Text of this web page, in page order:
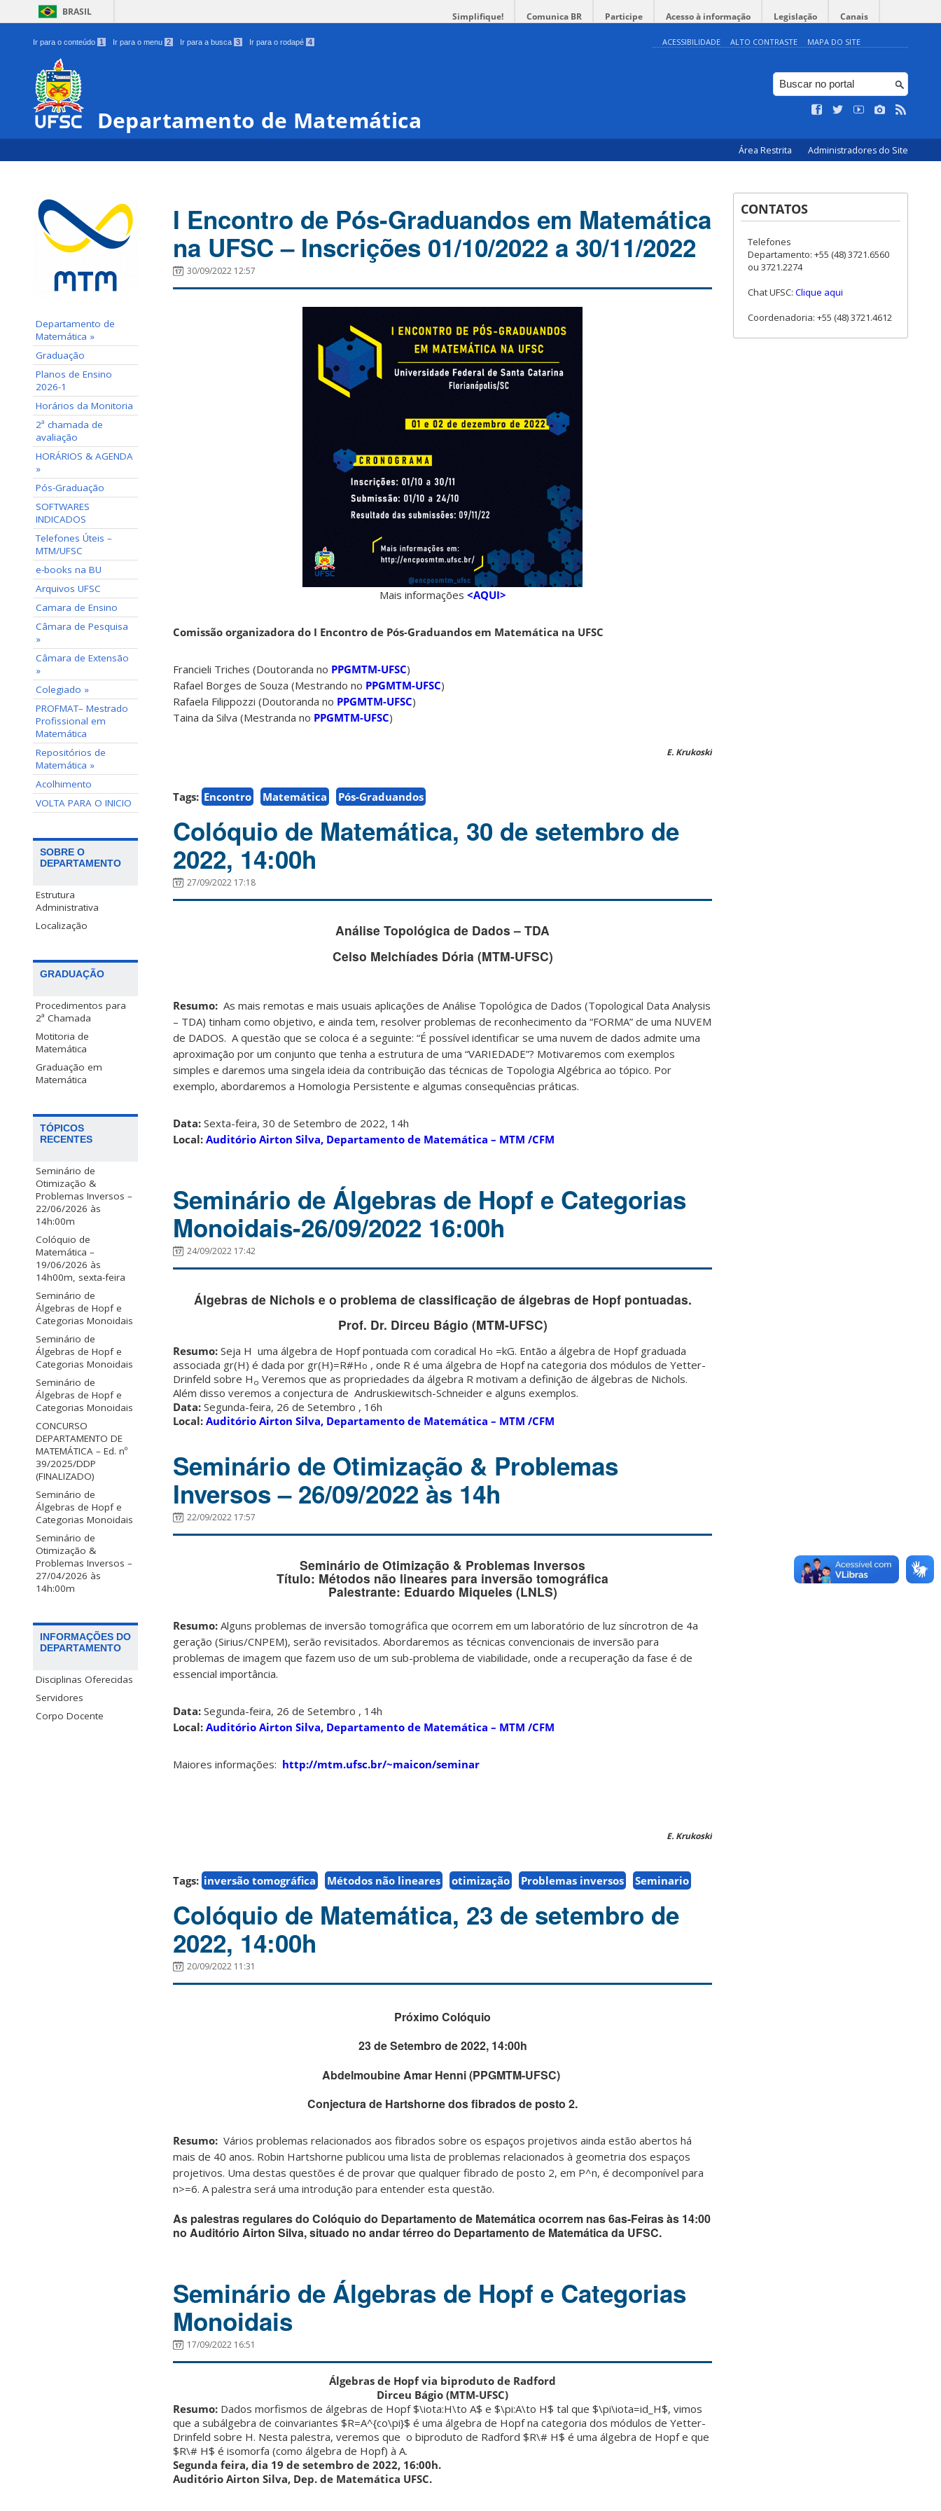
BRASIL Simplifique! Comunica BR Participe Acesso à informação Legislação Canais
Ir para o conteúdo 1 Ir para o menu 2 Ir para a busca 3 Ir para o rodapé 4 ACESSIBILIDADE ALTO CONTRASTE MAPA DO SITE
Departamento de Matemática
Área Restrita Administradores do Site
Departamento de
Matemática »
Graduação
Planos de Ensino
2026-1
Horários da Monitoria
2ª chamada de
avaliação
HORÁRIOS & AGENDA
»
Pós-Graduação
SOFTWARES
INDICADOS
Telefones Úteis –
MTM/UFSC
e-books na BU
Arquivos UFSC
Camara de Ensino
Câmara de Pesquisa
»
Câmara de Extensão
»
Colegiado »
PROFMAT– Mestrado
Profissional em
Matemática
Repositórios de
Matemática »
Acolhimento
VOLTA PARA O INICIO
SOBRE O
DEPARTAMENTO
Estrutura
Administrativa
Localização
GRADUAÇÃO
Procedimentos para
2ª Chamada
Motitoria de
Matemática
Graduação em
Matemática
TÓPICOS
RECENTES
Seminário de
Otimização &
Problemas Inversos –
22/06/2026 às
14h:00m
Colóquio de
Matemática –
19/06/2026 às
14h00m, sexta-feira
Seminário de
Álgebras de Hopf e
Categorias Monoidais
Seminário de
Álgebras de Hopf e
Categorias Monoidais
Seminário de
Álgebras de Hopf e
Categorias Monoidais
CONCURSO
DEPARTAMENTO DE
MATEMÁTICA – Ed. nº
39/2025/DDP
(FINALIZADO)
Seminário de
Álgebras de Hopf e
Categorias Monoidais
Seminário de
Otimização &
Problemas Inversos –
27/04/2026 às
14h:00m
INFORMAÇÕES DO
DEPARTAMENTO
Disciplinas Oferecidas
Servidores
Corpo Docente
I Encontro de Pós-Graduandos em Matemática
na UFSC – Inscrições 01/10/2022 a 30/11/2022
30/09/2022 12:57
Mais informações <AQUI>
Comissão organizadora do I Encontro de Pós-Graduandos em Matemática na UFSC
Francieli Triches (Doutoranda no PPGMTM-UFSC)
Rafael Borges de Souza (Mestrando no PPGMTM-UFSC)
Rafaela Filippozzi (Doutoranda no PPGMTM-UFSC)
Taina da Silva (Mestranda no PPGMTM-UFSC)
E. Krukoski
Tags: Encontro Matemática Pós-Graduandos
Colóquio de Matemática, 30 de setembro de
2022, 14:00h
27/09/2022 17:18
Análise Topológica de Dados – TDA
Celso Melchíades Dória (MTM-UFSC)
Resumo: As mais remotas e mais usuais aplicações de Análise Topológica de Dados (Topological Data Analysis
– TDA) tinham como objetivo, e ainda tem, resolver problemas de reconhecimento da “FORMA” de uma NUVEM
de DADOS. A questão que se coloca é a seguinte: “É possível identificar se uma nuvem de dados admite uma
aproximação por um conjunto que tenha a estrutura de uma “VARIEDADE”? Motivaremos com exemplos
simples e daremos uma singela ideia da contribuição das técnicas de Topologia Algébrica ao tópico. Por
exemplo, abordaremos a Homologia Persistente e algumas consequências práticas.
Data: Sexta-feira, 30 de Setembro de 2022, 14h
Local: Auditório Airton Silva, Departamento de Matemática – MTM /CFM
Seminário de Álgebras de Hopf e Categorias
Monoidais-26/09/2022 16:00h
24/09/2022 17:42
Álgebras de Nichols e o problema de classificação de álgebras de Hopf pontuadas.
Prof. Dr. Dirceu Bágio (MTM-UFSC)
Resumo: Seja H uma álgebra de Hopf pontuada com coradical Ho =kG. Então a álgebra de Hopf graduada
associada gr(H) é dada por gr(H)=R#Ho , onde R é uma álgebra de Hopf na categoria dos módulos de Yetter-
Drinfeld sobre H o Veremos que as propriedades da álgebra R motivam a definição de álgebras de Nichols.
Além disso veremos a conjectura de Andruskiewitsch-Schneider e alguns exemplos.
Data: Segunda-feira, 26 de Setembro , 16h
Local: Auditório Airton Silva, Departamento de Matemática – MTM /CFM
Seminário de Otimização & Problemas
Inversos – 26/09/2022 às 14h
22/09/2022 17:57
Seminário de Otimização & Problemas Inversos
Título: Métodos não lineares para inversão tomográfica
Palestrante: Eduardo Miqueles (LNLS)
Resumo: Alguns problemas de inversão tomográfica que ocorrem em um laboratório de luz síncrotron de 4a
geração (Sirius/CNPEM), serão revisitados. Abordaremos as técnicas convencionais de inversão para
problemas de imagem que fazem uso de um sub-problema de viabilidade, onde a recuperação da fase é de
essencial importância.
Data: Segunda-feira, 26 de Setembro , 14h
Local: Auditório Airton Silva, Departamento de Matemática – MTM /CFM
Maiores informações: http://mtm.ufsc.br/~maicon/seminar
E. Krukoski
Tags: inversão tomográfica Métodos não lineares otimização Problemas inversos Seminario
Colóquio de Matemática, 23 de setembro de
2022, 14:00h
20/09/2022 11:31
Próximo Colóquio
23 de Setembro de 2022, 14:00h
Abdelmoubine Amar Henni (PPGMTM-UFSC)
Conjectura de Hartshorne dos fibrados de posto 2.
Resumo: Vários problemas relacionados aos fibrados sobre os espaços projetivos ainda estão abertos há
mais de 40 anos. Robin Hartshorne publicou uma lista de problemas relacionados à geometria dos espaços
projetivos. Uma destas questões é de provar que qualquer fibrado de posto 2, em P^n, é decomponível para
n>=6. A palestra será uma introdução para entender esta questão.
As palestras regulares do Colóquio do Departamento de Matemática ocorrem nas 6as-Feiras às 14:00
no Auditório Airton Silva, situado no andar térreo do Departamento de Matemática da UFSC.
Seminário de Álgebras de Hopf e Categorias
Monoidais
17/09/2022 16:51
Álgebras de Hopf via biproduto de Radford
Dirceu Bágio (MTM-UFSC)
Resumo: Dados morfismos de álgebras de Hopf $\iota:H\to A$ e $\pi:A\to H$ tal que $\pi\iota=id_H$, vimos
que a subálgebra de coinvariantes $R=A^{co\pi}$ é uma álgebra de Hopf na categoria dos módulos de Yetter-
Drinfeld sobre H. Nesta palestra, veremos que o biproduto de Radford $R\# H$ é uma álgebra de Hopf e que
$R\# H$ é isomorfa (como álgebra de Hopf) à A.
Segunda feira, dia 19 de setembro de 2022, 16:00h.
Auditório Airton Silva, Dep. de Matemática UFSC.
CONTATOS
Telefones
Departamento: +55 (48) 3721.6560
ou 3721.2274
Chat UFSC: Clique aqui
Coordenadoria: +55 (48) 3721.4612